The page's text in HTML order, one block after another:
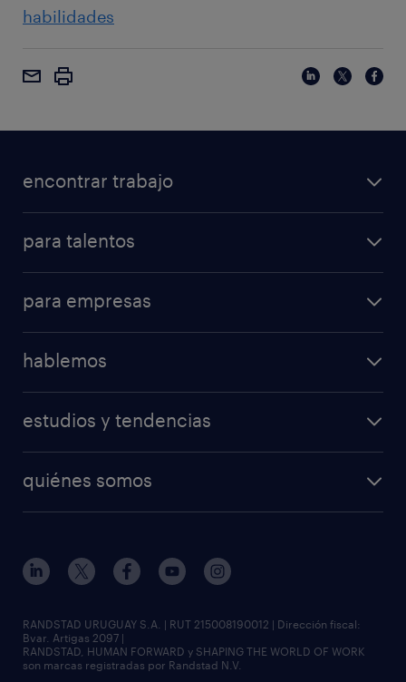
habilidades
encontrar trabajo
para talentos
para empresas
hablemos
estudios y tendencias
quiénes somos
RANDSTAD URUGUAY S.A. | RUT 215008190012 | Dirección fiscal:
Bvar. Artigas 2097 |
RANDSTAD, HUMAN FORWARD y SHAPING THE WORLD OF WORK
son marcas registradas por Randstad N.V.